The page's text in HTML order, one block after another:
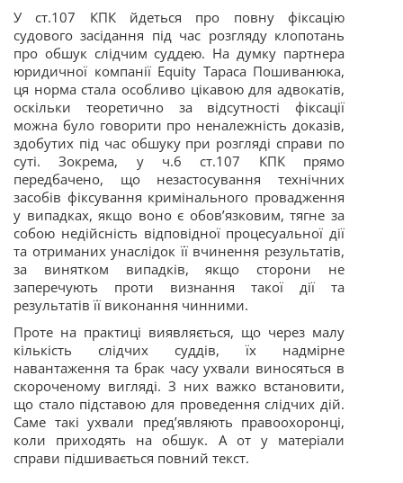
У ст.107 КПК йдеться про повну фіксацію
судового засідання під час розгляду клопотань
про обшук слідчим суддею. На думку партнера
юридичної компанії Equity Тараса Пошиванюка,
ця норма стала особливо цікавою для адвокатів,
оскільки теоретично за відсутності фіксації
можна було говорити про неналежність доказів,
здобутих під час обшуку при розгляді справи по
суті. Зокрема, у ч.6 ст.107 КПК прямо
передбачено, що незастосування технічних
засобів фіксування кримінального провадження
у випадках, якщо воно є обов’язковим, тягне за
собою недійсність відповідної процесуальної дії
та отриманих унаслідок її вчинення результатів,
за винятком випадків, якщо сторони не
заперечують проти визнання такої дії та
результатів її виконання чинними.
Проте на практиці виявляється, що через малу
кількість слідчих суддів, їх надмірне
навантаження та брак часу ухвали виносяться в
скороченому вигляді. З них важко встановити,
що стало підставою для проведення слідчих дій.
Саме такі ухвали пред’являють правоохоронці,
коли приходять на обшук. А от у матеріали
справи підшивається повний текст.